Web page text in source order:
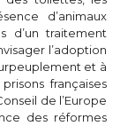
d’animaux
d’un traitement
l’adoption
et à
françaises
de l’Europe
des réformes